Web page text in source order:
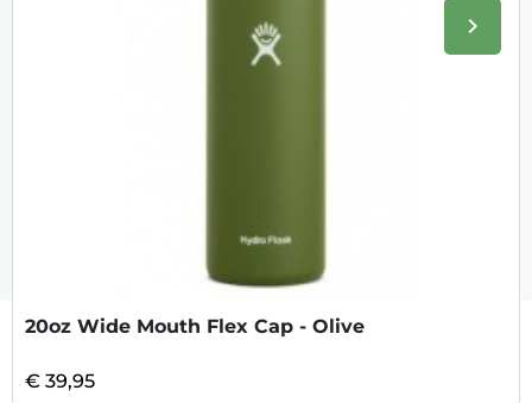
keyboard_arrow_right
20oz Wide Mouth Flex Cap - Olive
€ 39,95